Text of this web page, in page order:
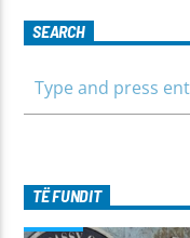
SEARCH
TË FUNDIT